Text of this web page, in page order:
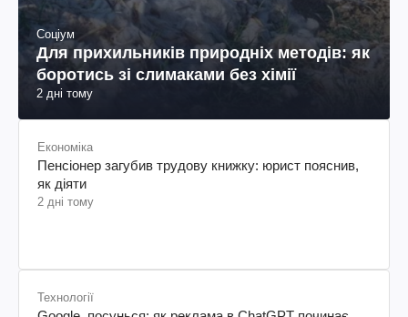
Соціум
Для прихильників природніх методів: як
боротись зі слимаками без хімії
2 дні тому
Економіка
Пенсіонер загубив трудову книжку: юрист пояснив,
як діяти
2 дні тому
Технології